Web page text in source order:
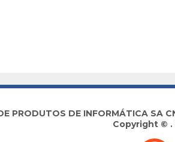
PRODUTOS DE INFORMÁTICA SA
Copyright © .